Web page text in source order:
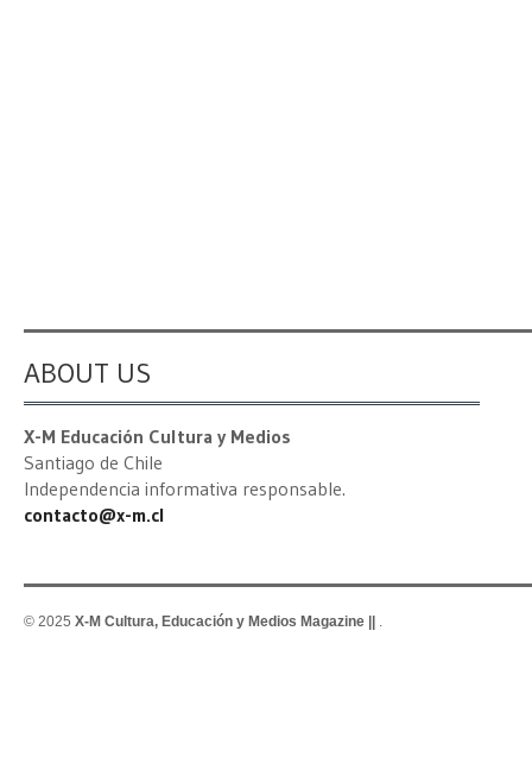
ABOUT US
X-M Educación Cultura y Medios
Santiago de Chile
Independencia informativa responsable.
contacto@x-m.cl
© 2025 X-M Cultura, Educación y Medios Magazine || .